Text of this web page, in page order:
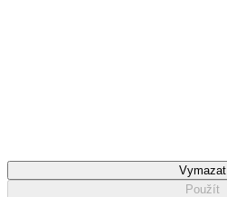
Vymazat
Použít